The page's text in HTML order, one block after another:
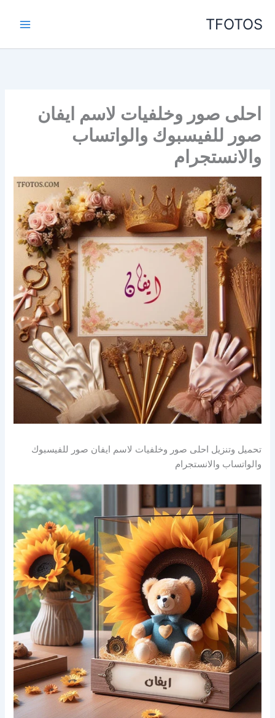
TFOTOS
احلى صور وخلفيات لاسم ايفان
صور للفيسبوك والواتساب
والانستجرام
تحميل وتنزيل احلى صور وخلفيات لاسم ايفان صور للفيسبوك
والواتساب والانستجرام